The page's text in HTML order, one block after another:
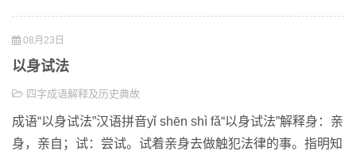
08月23日
以身试法
四字成语解释及历史典故
成语“以身试法”汉语拼音yǐ shēn shì fǎ“以身试法”解释身：亲
身，亲自；试：尝试。试着亲身去做触犯法律的事。指明知